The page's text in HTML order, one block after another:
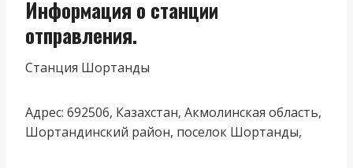
Информация о станции
отправления.
Станция Шортанды
Адрес: 692506, Казахстан, Акмолинская область,
Шортандинский район, поселок Шортанды,